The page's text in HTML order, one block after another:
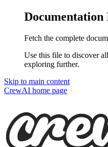
Documentation
Fetch the complete
Use this file to discover
exploring further.
Skip to main content
CrewAI home page